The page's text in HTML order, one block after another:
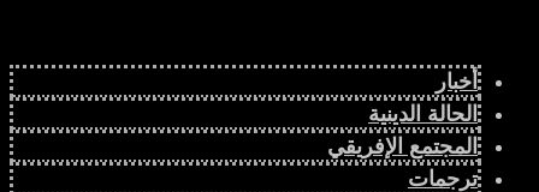
أخبار
الحالة الدينية
المجتمع الإفريقي
ترجمات